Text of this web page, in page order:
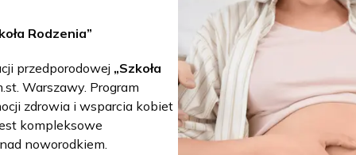
Rodzenia”
przedporodowej „Szkoła
Warszawy. Program
zdrowia i wsparcia kobiet
kompleksowe
noworodkiem.